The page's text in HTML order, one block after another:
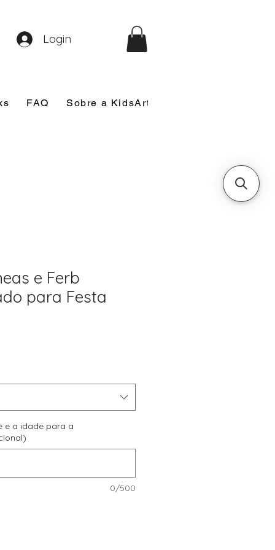
FAQ Sobre a KidsArt
Login
e Ferb
para Festa
e a idade para a
0/500